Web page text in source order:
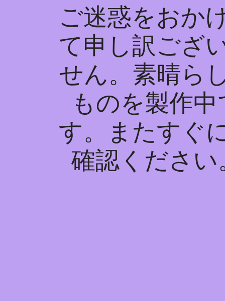
ご迷惑をおか
て申し訳ござ
せん。素晴ら
ものを製作中
す。またすぐ
確認ください